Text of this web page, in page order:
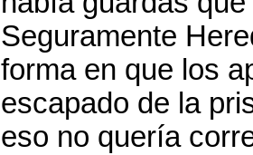
Seguramente
forma en que los
escapado de la
eso no quería